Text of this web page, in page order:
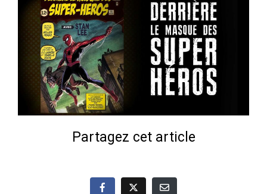
Partagez cet article